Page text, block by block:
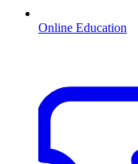
Online Education